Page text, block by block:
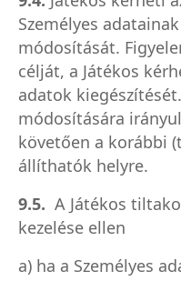
Személyes
módosítását.
célját, a Játékos
adatok
módosítására
követően a korábbi
állíthatók helyre.
9.5. A Játékos
kezelése ellen
a) ha a Személyes